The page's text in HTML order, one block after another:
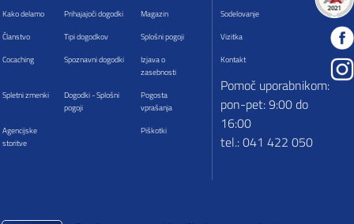
Kako delamo Prihajajoči dogodki
Magazin
Članstvo
Tipi dogodkov
Splošni pogoji
Cocaching
Spoznavni dogodki
Izjava o
zasebnosti
Spletni zmenki
Dogodki - Splošni
pogoji
Pogosta
vprašanja
Agencijske
storitve
Piškotki
Sodelovanje
Vizitka
Kontakt
Pomoč uporabnikom:
pon-pet: 9:00 do
16:00
tel.: 041 422 050